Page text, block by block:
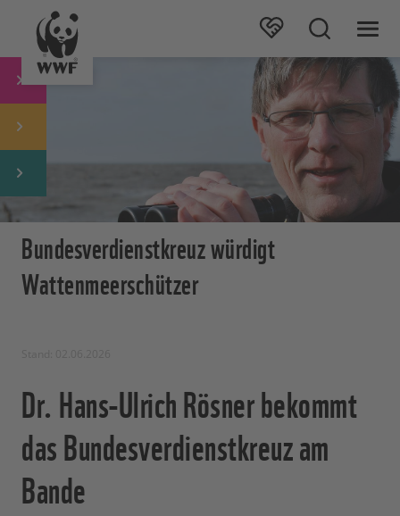
Bundesverdienstkreuz würdigt
Wattenmeerschützer
Dr. Hans-Ulrich Rösner bekommt
das Bundesverdienstkreuz am
Bande